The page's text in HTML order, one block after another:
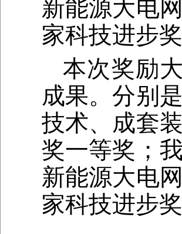
新能源大电
家科技进步
本次奖励
成果。分别
技术、成套
奖一等奖；
新能源大电
家科技进步